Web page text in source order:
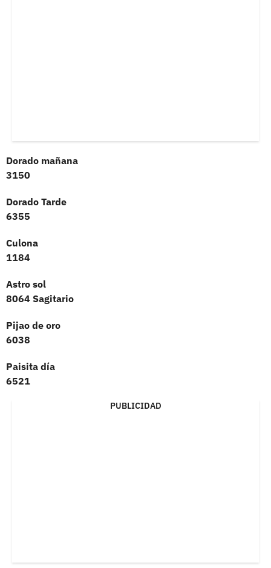
Dorado mañana
3150
Dorado Tarde
6355
Culona
1184
Astro sol
8064 Sagitario
Pijao de oro
6038
Paisita día
6521
PUBLICIDAD